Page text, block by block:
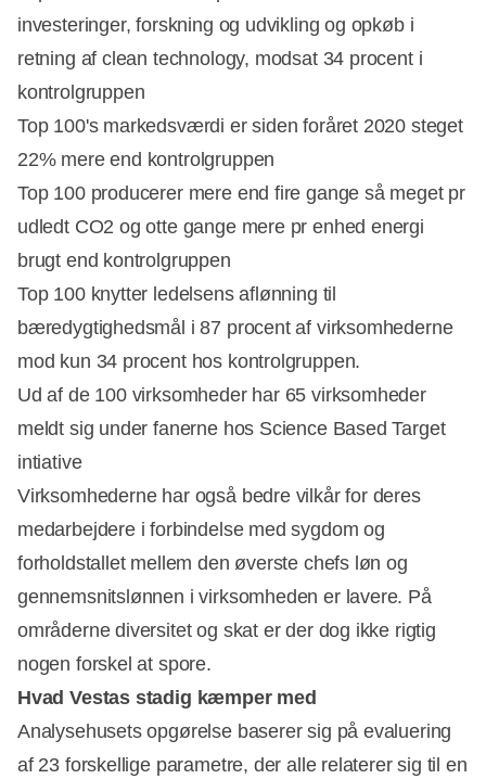
investeringer, forskning og udvikling og opkøb i
retning af clean technology, modsat 34 procent i
kontrolgruppen
Top 100's markedsværdi er siden foråret 2020 steget
22% mere end kontrolgruppen
Top 100 producerer mere end fire gange så meget pr
udledt CO2 og otte gange mere pr enhed energi
brugt end kontrolgruppen
Top 100 knytter ledelsens aflønning til
bæredygtighedsmål i 87 procent af virksomhederne
mod kun 34 procent hos kontrolgruppen.
Ud af de 100 virksomheder har 65 virksomheder
meldt sig under fanerne hos Science Based Target
intiative
Virksomhederne har også bedre vilkår for deres
medarbejdere i forbindelse med sygdom og
forholdstallet mellem den øverste chefs løn og
gennemsnitslønnen i virksomheden er lavere. På
områderne diversitet og skat er der dog ikke rigtig
nogen forskel at spore.
Hvad Vestas stadig kæmper med
Analysehusets opgørelse baserer sig på evaluering
af 23 forskellige parametre, der alle relaterer sig til en